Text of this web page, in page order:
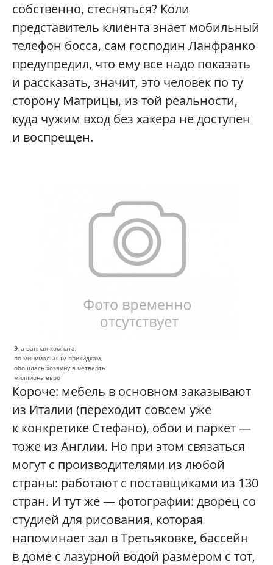
собственно, стесняться? Коли
представитель клиента знает мобильный
телефон босса, сам господин Ланфранко
предупредил, что ему все надо показать
и рассказать, значит, это человек по ту
сторону Матрицы, из той реальности,
куда чужим вход без хакера не доступен
и воспрещен.
Эта ванная комната,
по минимальным прикидкам,
обошлась хозяину в четверть
миллиона евро
Короче: мебель в основном заказывают
из Италии (переходит совсем уже
к конкретике Стефано), обои и паркет —
тоже из Англии. Но при этом связаться
могут с производителями из любой
страны: работают с поставщиками из 130
стран. И тут же — фотографии: дворец со
студией для рисования, которая
напоминает зал в Третьяковке, бассейн
в доме с лазурной водой размером с тот,